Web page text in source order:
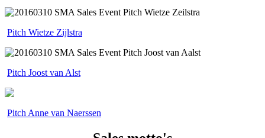
Pitch Wietze Zijlstra
Pitch Joost van Alst
Pitch Anne van Naerssen